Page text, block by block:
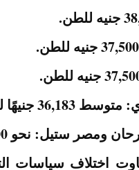
جنيهًا للطن.
ستيل: نحو 35,000 جنيه للطن.
اختلاف سياسات